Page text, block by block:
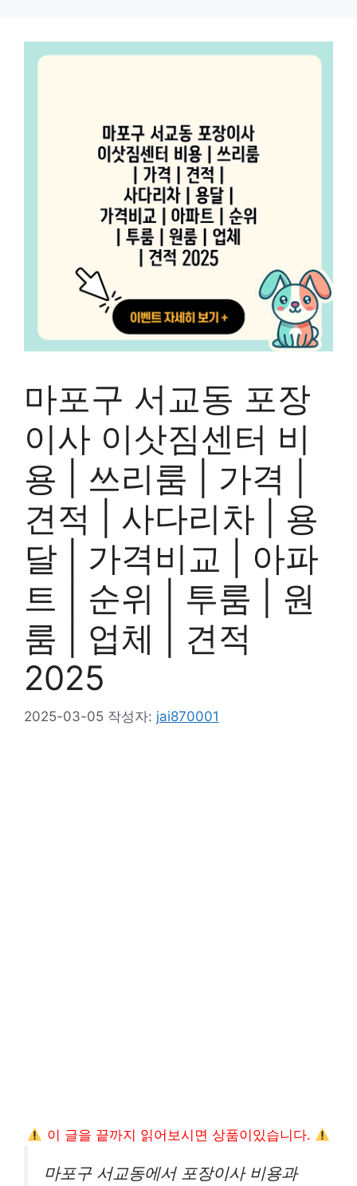
마포구 서교동 포장
이사 이삿짐센터 비
용 | 쓰리룸 | 가격 |
견적 | 사다리차 | 용
달 | 가격비교 | 아파
트 | 순위 | 투룸 | 원
룸 | 업체 | 견적
2025
2025-03-05 작성자: jai870001
이 글을 끝까지 읽어보시면 상품이있습니다.
마포구 서교동에서 포장이사 비용과